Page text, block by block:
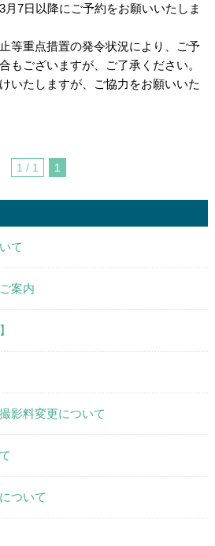
7日以降にご予約をお願いいたしま
等重点措置の発令状況により、ご予
もございますが、ご了承ください。
いたしますが、ご協力をお願いいた
1 / 1 1
て
案内
影料変更について
ついて